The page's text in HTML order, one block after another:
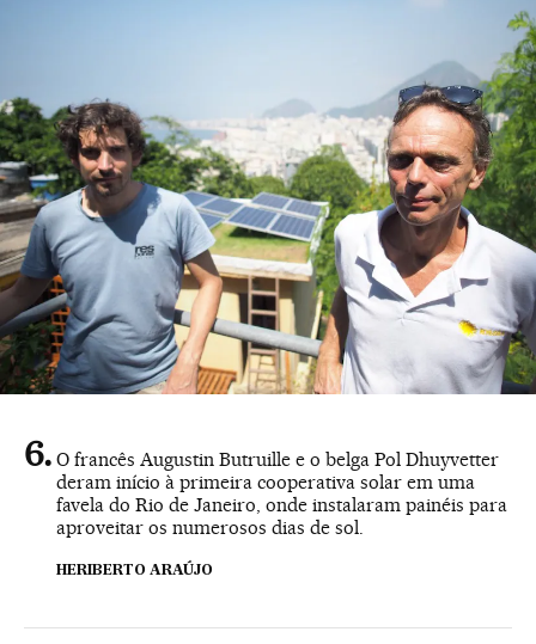
O francês Augustin Butruille e o belga Pol Dhuyvetter
deram início à primeira cooperativa solar em uma
favela do Rio de Janeiro, onde instalaram painéis para
aproveitar os numerosos dias de sol.
HERIBERTO ARAÚJO